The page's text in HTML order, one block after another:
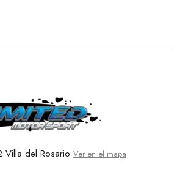
Villa del Rosario Ver en el mapa